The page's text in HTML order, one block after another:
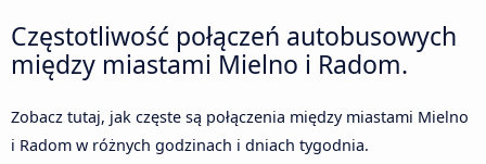
Częstotliwość połączeń autobusowych
między miastami Mielno i Radom.
Zobacz tutaj, jak częste są połączenia między miastami Mielno
i Radom w różnych godzinach i dniach tygodnia.